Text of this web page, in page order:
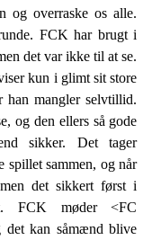
og overraske os alle.
FCK har brugt i
det var ikke til at se.
kun i glimt sit store
han mangler selvtillid.
og den ellers så gode
sikker. Det tager
spillet sammen, og når
det sikkert først i
FCK møder <FC
det kan såmænd blive